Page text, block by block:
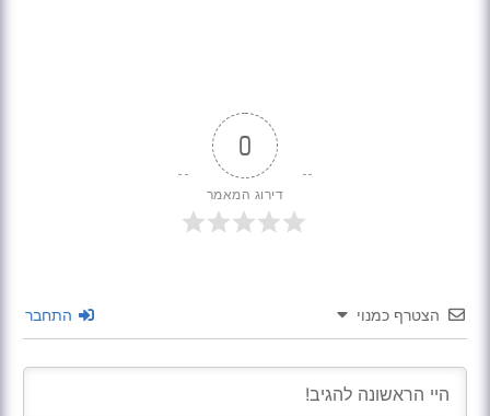
0
דירוג המאמר
הצטרף כמנוי התחבר